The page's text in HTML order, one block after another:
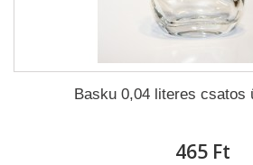
Basku 0,04 literes csatos
465 Ft‎